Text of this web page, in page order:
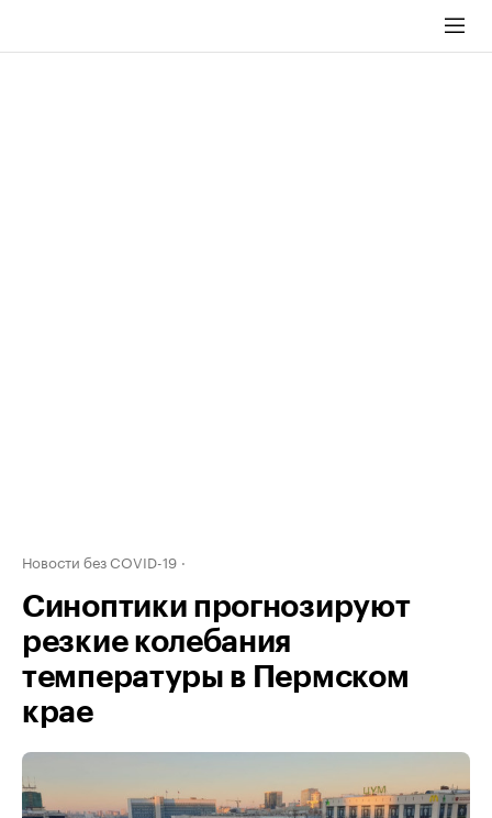
Новости без COVID-19
Синоптики прогнозируют
резкие колебания
температуры в Пермском
крае